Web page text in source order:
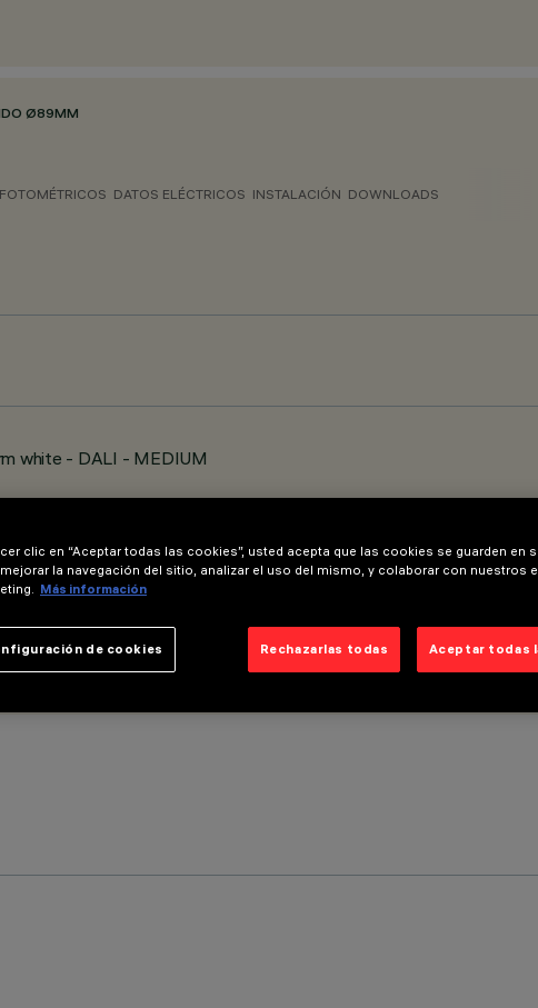
Ø89MM
DATOS ELÉCTRICOS INSTALACIÓN DOWNLOADS
white - DALI - MEDIUM
clic en “Aceptar todas las cookies”, usted acepta que las cookies se guarden en
la navegación del sitio, analizar el uso del mismo, y colaborar con nuestros
Más información
Rechazarlas todas Aceptar todas
de cookies